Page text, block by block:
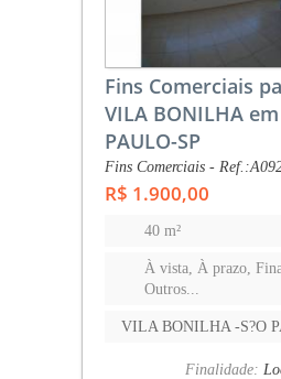
Fins Comerciais
VILA BONILHA em
PAULO-SP
Fins Comerciais -
R$ 1.900,00
40 m²
À vista, À prazo,
Outros...
VILA BONILHA -S?O
Finalidade: